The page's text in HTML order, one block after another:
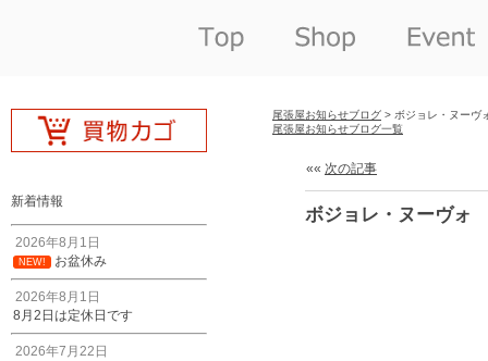
新着情報
2026年8月1日
NEW! お盆休み
2026年8月1日
8月2日は定休日です
2026年7月22日
尾張屋お知らせブログ > ボジョレ・ヌー
尾張屋お知らせブログ一覧
«« 次の記事
ボジョレ・ヌーヴォ